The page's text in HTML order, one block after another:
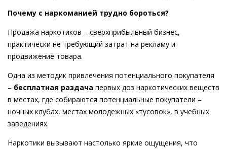
Почему с наркоманией трудно бороться?
Продажа наркотиков – сверхприбыльный бизнес,
практически не требующий затрат на рекламу и
продвижение товара.
Одна из методик привлечения потенциального покупателя
– бесплатная раздача первых доз наркотических веществ
в местах, где собираются потенциальные покупатели –
ночных клубах, местах молодежных «тусовок», в учебных
заведениях.
Наркотики вызывают настолько яркие ощущения, что